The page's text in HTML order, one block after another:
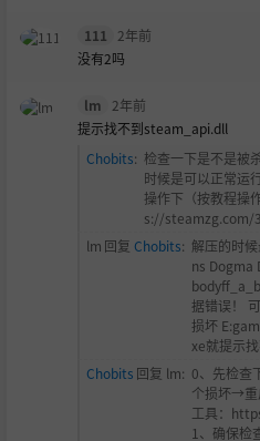
111 2年前
没有2吗
lm 2年前
提示找不到steam_api.dll
Chobits: 检查一下是不是被
时候是可以正常运
操作下（按教程操
s://steamzg.com/
lm 回复 Chobits: 解压的时
ns Dogma
据错误！
损坏
xe就提示
Chobits 回复 lm: 0、先检查
个损坏→重
工具：
1、确保检